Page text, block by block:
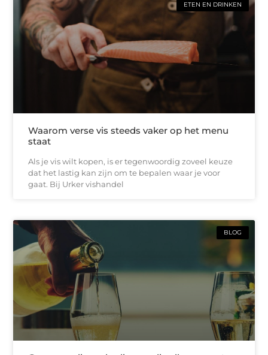
ETEN EN DRINKEN
Waarom verse vis steeds vaker op het menu
staat
Als je vis wilt kopen, is er tegenwoordig zoveel keuze
dat het lastig kan zijn om te bepalen waar je voor
gaat. Bij Urker vishandel
BLOG